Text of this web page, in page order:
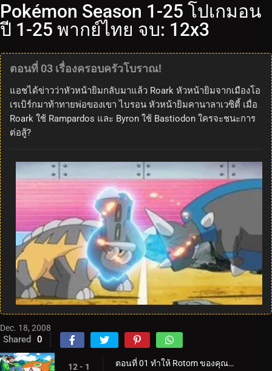
Pokémon Season 1-25 โปเกมอน
ปี 1-25 พากย์ไทย จบ: 12x3
ตอนที่ 03 เรื่องครอบครัวโบราณ!
แอชได้ข่าวว่าหัวหน้ายิมกลับมาแล้ว Roark หัวหน้ายิมจากเมืองโอ
เรเบิร์กมาท้าทายพ่อของเขา ไบรอน หัวหน้ายิมคานาลาเวซิตี้ เมื่อ
Roark ใช้ Rampardos และ Byron ใช้ Bastiodon ใครจะชนะการ
ต่อสู้?
Dec. 18, 2008
Shared 0
12 - 1 ตอนที่ 01 ทำให้ Rotom ของคุณทำงาน!